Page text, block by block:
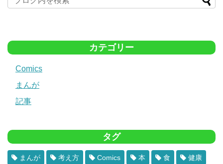
カテゴリー
Comics
まんが
記事
タグ
まんが 考え方 Comics 本 食 健康